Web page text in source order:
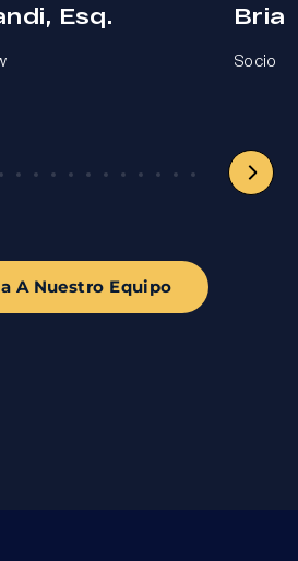
Esq.
Socio
A Nuestro Equipo